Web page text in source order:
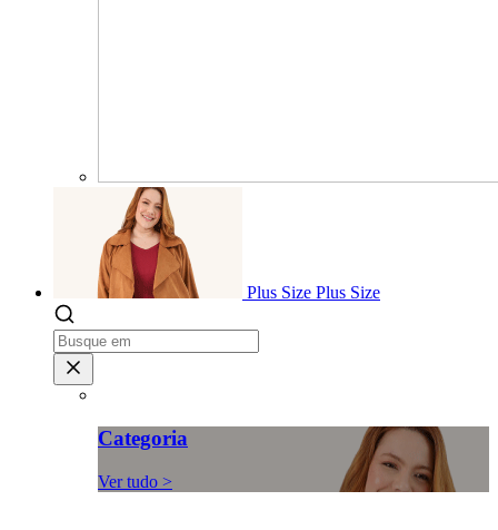
Plus Size Plus Size
Categoria
Ver tudo >